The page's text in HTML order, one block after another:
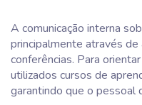
A comunicação interna
principalmente através
conferências. Para
utilizados cursos de
garantindo que o pessoal